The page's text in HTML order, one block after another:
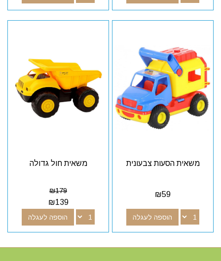
משאית הסעות צבעונית
₪59
הוספה לעגלה
משאית חול גדולה
₪179
₪139
הוספה לעגלה